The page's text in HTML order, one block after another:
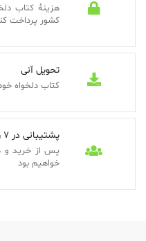
هزینۀ کتاب
کشور پرداخت
تحویل آنی
کتاب دلخواه
پشتیبانی در 7 روز هفته
پس از خرید و
خواهیم بود